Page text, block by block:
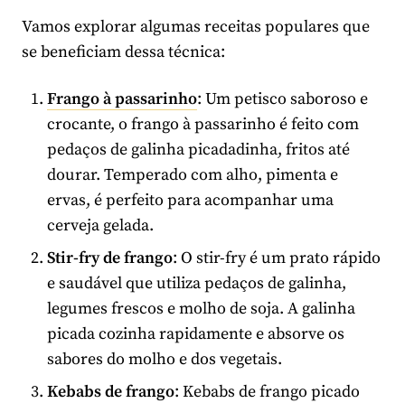
Vamos explorar algumas receitas populares que
se beneficiam dessa técnica:
Frango à passarinho: Um petisco saboroso e
crocante, o frango à passarinho é feito com
pedaços de galinha picadadinha, fritos até
dourar. Temperado com alho, pimenta e
ervas, é perfeito para acompanhar uma
cerveja gelada.
Stir-fry de frango: O stir-fry é um prato rápido
e saudável que utiliza pedaços de galinha,
legumes frescos e molho de soja. A galinha
picada cozinha rapidamente e absorve os
sabores do molho e dos vegetais.
Kebabs de frango: Kebabs de frango picado